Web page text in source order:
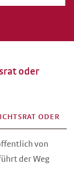
oder
ODER
von
der Weg